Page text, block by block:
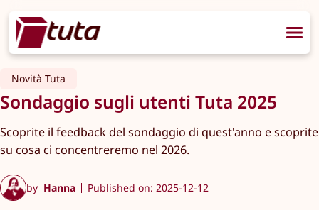
Novità Tuta
Sondaggio sugli utenti Tuta 2025
Scoprite il feedback del sondaggio di quest'anno e scoprite
su cosa ci concentreremo nel 2026.
by Hanna Published on: 2025-12-12